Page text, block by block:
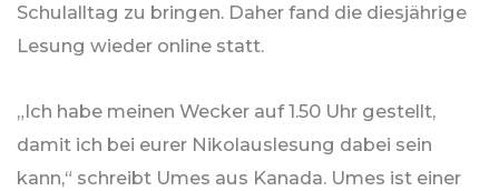
Schulalltag zu bringen. Daher fand die diesjährige
Lesung wieder online statt.
„Ich habe meinen Wecker auf 1.50 Uhr gestellt,
damit ich bei eurer Nikolauslesung dabei sein
kann,“ schreibt Umes aus Kanada. Umes ist einer